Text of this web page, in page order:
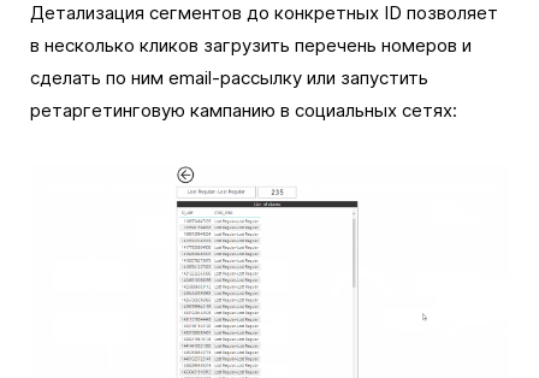
Детализация сегментов до конкретных ID позволяет
в несколько кликов загрузить перечень номеров и
сделать по ним email-рассылку или запустить
ретаргетинговую кампанию в социальных сетях: